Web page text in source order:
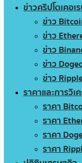
ข่าวคริปโตเคอเ
ข่าว
ข่าว
ข่าว
ข่าว
ข่าว
ราคาและการวิเ
ราคา
ราคา
ราคา
ราคา